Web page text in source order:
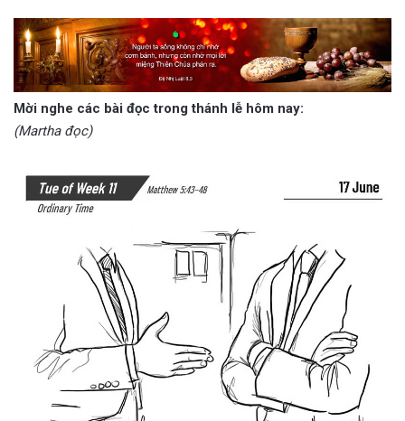
Mời nghe các bài đọc trong thánh lễ hôm nay:
(Martha đọc)